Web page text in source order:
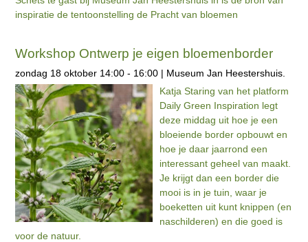
inspiratie de tentoonstelling de Pracht van bloemen
Workshop Ontwerp je eigen bloemenborder
zondag 18 oktober 14:00 - 16:00 | Museum Jan Heestershuis.
Katja Staring van het platform
Daily Green Inspiration legt
deze middag uit hoe je een
bloeiende border opbouwt en
hoe je daar jaarrond een
interessant geheel van maakt.
Je krijgt dan een border die
mooi is in je tuin, waar je
boeketten uit kunt knippen (en
naschilderen) en die goed is
voor de natuur.